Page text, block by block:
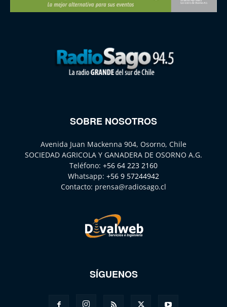
SOBRE NOSOTROS
Avenida Juan Mackenna 904, Osorno, Chile
SOCIEDAD AGRICOLA Y GANADERA DE OSORNO A.G.
Teléfono: +56 64 223 2160
Whatsapp: +56 9 57244942
Contacto: prensa@radiosago.cl
SÍGUENOS